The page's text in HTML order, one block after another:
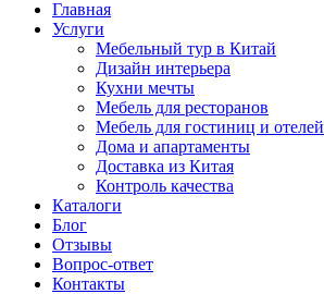
Главная
Услуги
Мебельный тур в Китай
Дизайн интерьера
Кухни мечты
Мебель для ресторанов
Мебель для гостиниц и отелей
Дома и апартаменты
Доставка из Китая
Контроль качества
Каталоги
Блог
Отзывы
Вопрос-ответ
Контакты